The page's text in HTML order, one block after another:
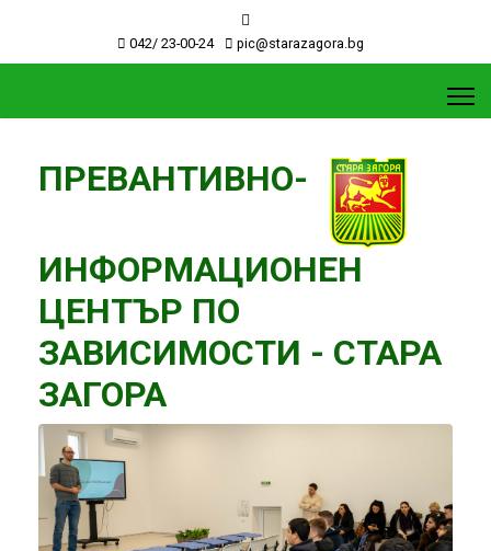
042/ 23-00-24 pic@starazagora.bg
ПРЕВАНТИВНО-
ИНФОРМАЦИОНЕН
ЦЕНТЪР ПО
ЗАВИСИМОСТИ - СТАРА
ЗАГОРА